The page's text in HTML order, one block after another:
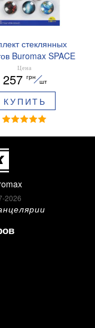
стеклянных
Buromax SPACE
30 мм BM.0048
Цена
257 грн
шт
КУПИТЬ
2026